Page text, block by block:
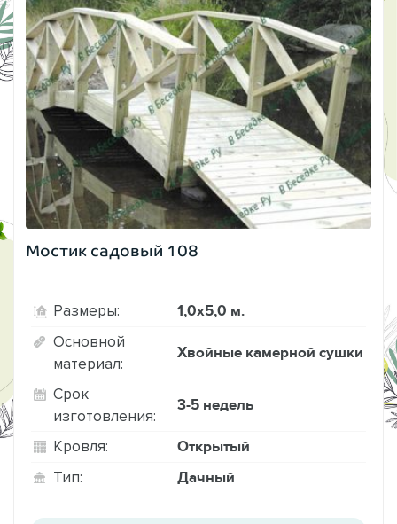
Мостик садовый 108
Размеры: 1,0х5,0 м.
Основной
материал:
Хвойные камерной сушки
Срок
изготовления:
3-5 недель
Кровля: Открытый
Тип: Дачный